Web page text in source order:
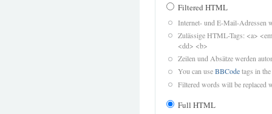
Filtered HTML
Internet- und E-Mail-Adressen
Zulässige HTML-Tags: <a>
<dd> <b>
Zeilen und Absätze werden
You can useBBCodetags in
Filtered words will be replaced
Full HTML